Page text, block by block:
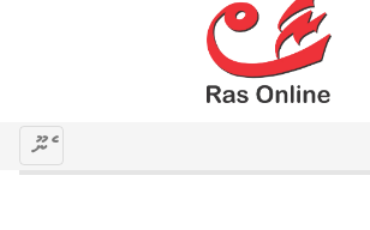
މެނޫ